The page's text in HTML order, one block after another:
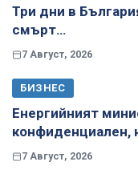
Три дни в
смърт…
7 Август, 2026
БИЗНЕС
Енергийният
конфиденциален,
7 Август, 2026